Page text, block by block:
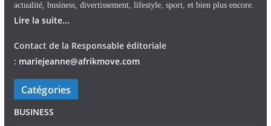
actualité, business, divertissement, lifestyle, sport, et bien plus encore.
Lire la suite...
Contact de la Responsable éditoriale
: mariejeanne@afrikmove.com
Catégories
BUSINESS